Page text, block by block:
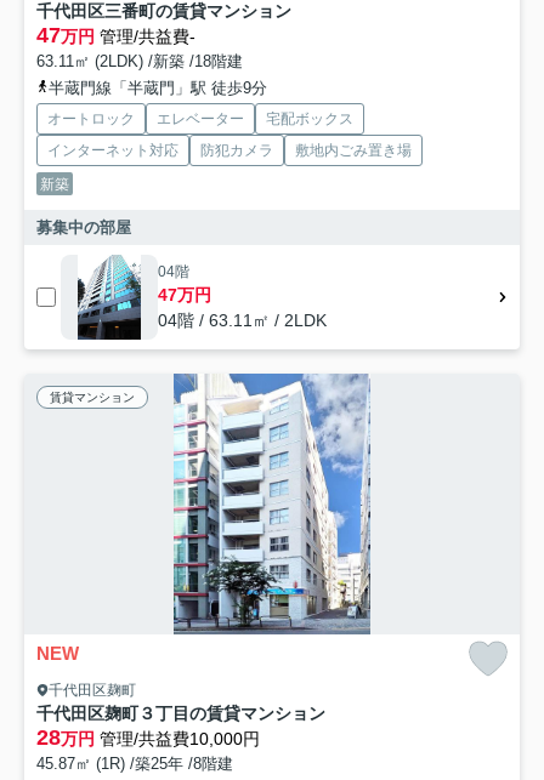
千代田区三番町の賃貸マンション
47万円 管理/共益費-
63.11㎡ (2LDK) /新築 /18階建
半蔵門線「半蔵門」駅 徒歩9分
オートロック エレベーター
宅配ボックス
インターネット対応
防犯カメラ
敷地内ごみ置き場
新築
募集中の部屋
04階
47万円
04階 / 63.11㎡ / 2LDK
賃貸マンション
NEW
千代田区麹町
千代田区麹町３丁目の賃貸マンション
28万円 管理/共益費10,000円
45.87㎡ (1R) /築25年 /8階建